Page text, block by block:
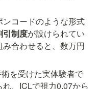
コードのような形式
引制度が設けられてい
合わせると、数万円
を受けた実体験者で
、ICLで視力0.07から